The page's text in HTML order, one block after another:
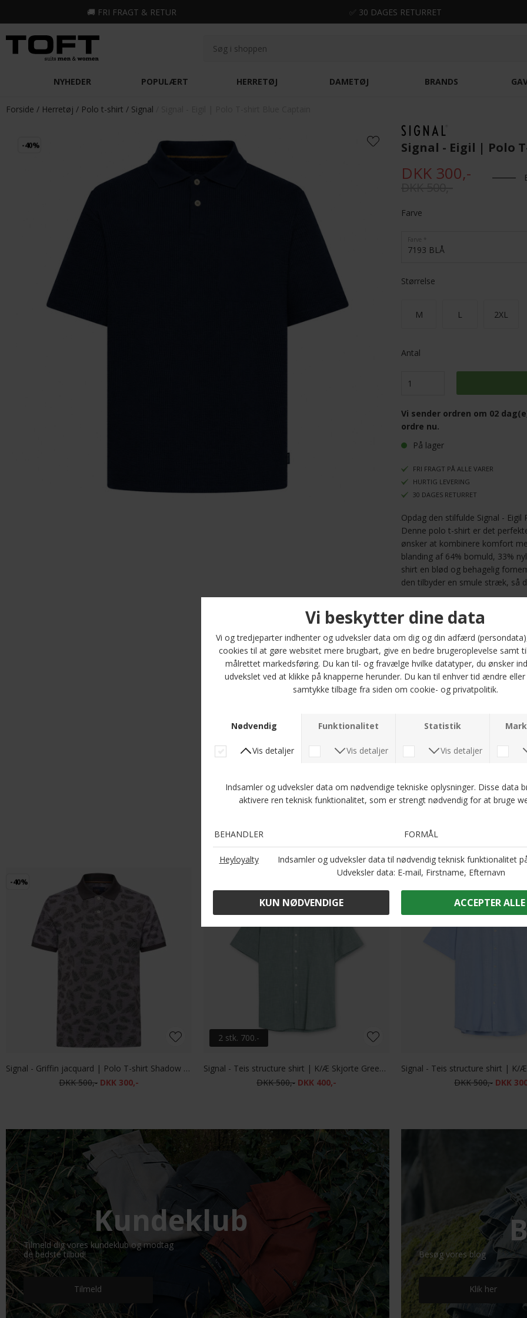
🚚 FRI FRAGT & RETUR ✅ 30 DAGES RETURRET
NYHEDER POPULÆRT HERRETØJ DAMETØJ BRANDS
Forside Herretøj Polo t-shirt Signal
-40% Signal - Eigil | Polo
DKK 300,-
Farve
7193 BLÅ
Farve
Størrelse
M L 2XL
Antal
Vi sender ordren om 02
ordre nu.
På lager
FRI FRAGT PÅ ALLE VARER
HURTIG LEVERING
30 DAGES RETURRET
Opdag den stilfulde Signal -
Denne polo t-shirt er det
ønsker at kombinere komfort
blanding af 64% bomuld, 33%
shirt en blød og behagelig
den tilbyder en smule stræk, så
Med sin regular fit passer
giver et afslappet, men alligevel
praktisk brystlomme, der
Uanset om du skal til en
derhjemme, er denne polo et
Find din størrelse blandt M, L,
garderobe med Signal - Eigil
at se godt ud og føle dig
Optjen
Andre købte også
-40%
Signal - Griffin jacquard | Polo T-shirt Shadow Grey
DKK 500,- DKK 300,-
2 stk. 700.-
Signal - Teis structure shirt | K/Æ Skjorte Green Ivy
DKK 500,- DKK 400,- DKK 500,- DKK
Kundeklub
Tilmeld dig vores kundeklub og modtag
de bedste tilbud!
Tilmeld
Besøg vores blog
Klik her